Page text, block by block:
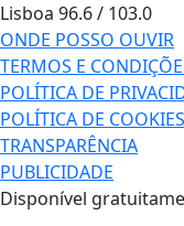
Lisboa 96.6 / 103.0
ONDE POSSO OUVIR
TERMOS E
POLÍTICA DE
POLÍTICA DE COOKIES
TRANSPARÊNCIA
PUBLICIDADE
Disponível